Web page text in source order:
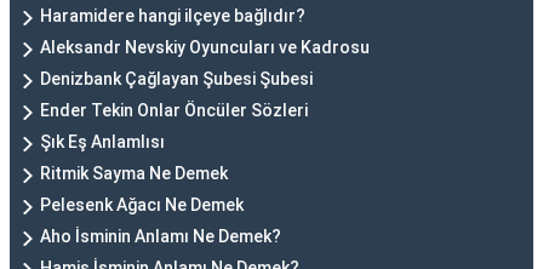
Haramidere hangi ilçeye bağlıdır?
Aleksandr Nevskiy Oyuncuları ve Kadrosu
Denizbank Çağlayan Şubesi Şubesi
Ender Tekin Onlar Öncüler Sözleri
Şık Eş Anlamlısı
Ritmik Sayma Ne Demek
Pelesenk Ağacı Ne Demek
Aho İsminin Anlamı Ne Demek?